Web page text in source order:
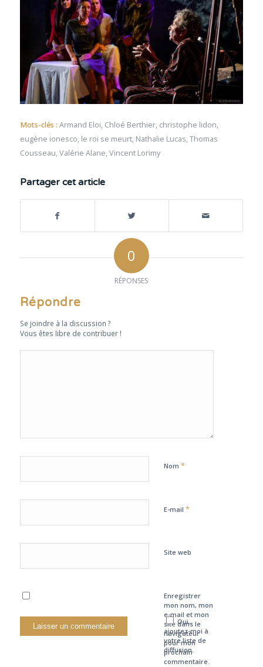
Mots-clés : Armand Eloi, Chloé Berthier, christophe lidon,
eugène ionesco, le roi se meurt, Nathalie Lucas,Thomas
Cousseau,Valérie Alane,Vincent Lorimy
Partager cet article
0
RÉPONSES
Répondre
Se joindre à la discussion ?
Vous êtes libre de contribuer !
Nom *
E-mail *
Site web
Enregistrer
mon nom, mon
e-mail et mon
site dans le
navigateur
pour mon
prochain
commentaire.
Oui,
ajoutez-moi à
votre liste de
diffusion.